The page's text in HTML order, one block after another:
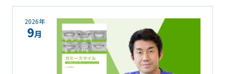
2026年
9月